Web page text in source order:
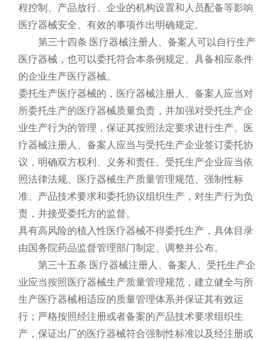
程控制、产品放行、企业的机构设置和人员配备等影响
医疗器械安全、有效的事项作出明确规定。
第三十四条 医疗器械注册人、备案人可以自行生产
医疗器械，也可以委托符合本条例规定、具备相应条件
的企业生产医疗器械。
委托生产医疗器械的，医疗器械注册人、备案人应当对
所委托生产的医疗器械质量负责，并加强对受托生产企
业生产行为的管理，保证其按照法定要求进行生产。医
疗器械注册人、备案人应当与受托生产企业签订委托协
议，明确双方权利、义务和责任。受托生产企业应当依
照法律法规、医疗器械生产质量管理规范、强制性标
准、产品技术要求和委托协议组织生产，对生产行为负
责，并接受委托方的监督。
具有高风险的植入性医疗器械不得委托生产，具体目录
由国务院药品监督管理部门制定、调整并公布。
第三十五条 医疗器械注册人、备案人、受托生产企
业应当按照医疗器械生产质量管理规范，建立健全与所
生产医疗器械相适应的质量管理体系并保证其有效运
行；严格按照经注册或者备案的产品技术要求组织生
产，保证出厂的医疗器械符合强制性标准以及经注册或